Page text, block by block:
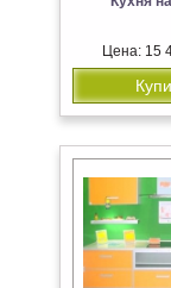
Цена: 15